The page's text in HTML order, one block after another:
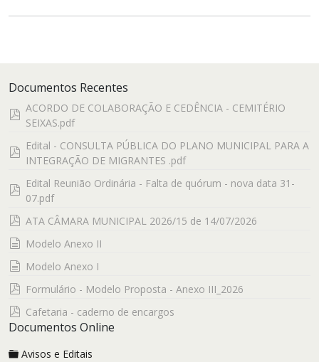
Documentos Recentes
pdf
ACORDO DE COLABORAÇÃO E CEDÊNCIA - CEMITÉRIO
SEIXAS.pdf
pdf
Edital - CONSULTA PÚBLICA DO PLANO MUNICIPAL PARA A
INTEGRAÇÃO DE MIGRANTES .pdf
pdf
Edital Reunião Ordinária - Falta de quórum - nova data 31-
07.pdf
pdf
ATA CÂMARA MUNICIPAL 2026/15 de 14/07/2026
documento
Modelo Anexo II
documento
Modelo Anexo I
pdf
Formulário - Modelo Proposta - Anexo III_2026
pdf
Cafetaria - caderno de encargos
Documentos Online
Avisos e Editais